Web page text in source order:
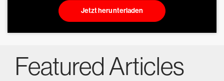
Jetzt herunterladen
Featured Articles